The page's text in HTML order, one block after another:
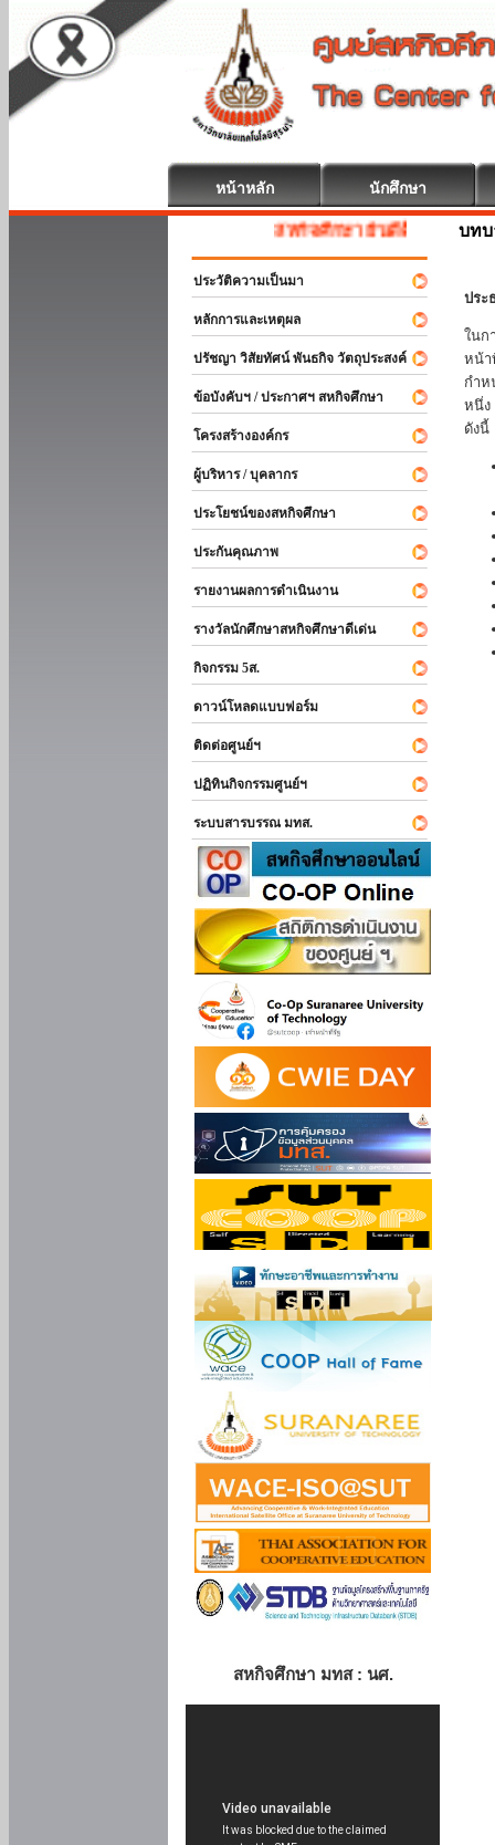
หน้าหลัก นักศึกษา
สหกิจศึกษา ยินดีต้อนรับ
ประวัติความเป็นมา
หลักการและเหตุผล
ปรัชญา วิสัยทัศน์ พันธกิจ วัตถุประสงค์
ข้อบังคับฯ / ประกาศฯ สหกิจศึกษา
โครงสร้างองค์กร
ผู้บริหาร / บุคลากร
ประโยชน์ของสหกิจศึกษา
ประกันคุณภาพ
รายงานผลการดำเนินงาน
รางวัลนักศึกษาสหกิจศึกษาดีเด่น
กิจกรรม 5ส.
ดาวน์โหลดแบบฟอร์ม
ติดต่อศูนย์ฯ
ปฏิทินกิจกรรมศูนย์ฯ
ระบบสารบรรณ มทส.
สหกิจศึกษา มทส : นศ.
บทบ
ประ
ในก
หน้า
กำห
หนึ่ง
ดังนี้